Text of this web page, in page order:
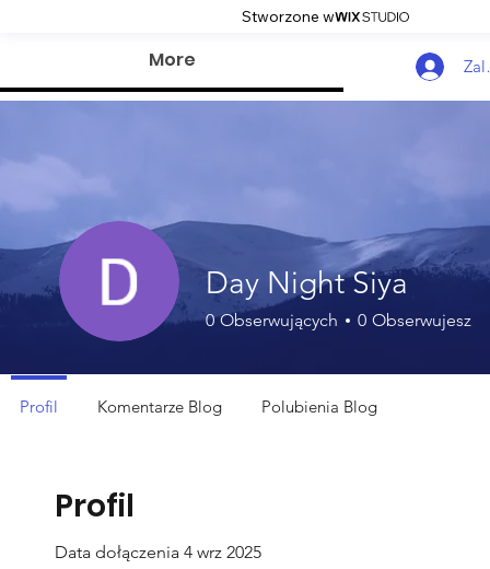
Stworzone w
More
Profil
Data dołączenia 4 wrz 2025
Day Night Siya
0 Obserwujących 0 Obserwujesz
Profil Komentarze Blog Polubienia Blog